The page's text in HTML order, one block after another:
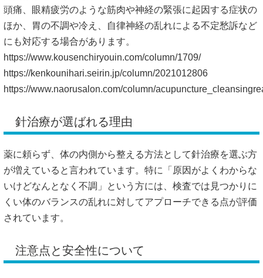
頭痛、眼精疲労のような筋肉や神経の緊張に起因する症状の
ほか、胃の不調や冷え、自律神経の乱れによる不定愁訴など
にも対応する場合があります。
https://www.kousenchiryouin.com/column/1709/
https://kenkounihari.seirin.jp/column/2021012806
https://www.naorusalon.com/column/
針治療が選ばれる理由
薬に頼らず、体の内側から整える方法として針治療を選ぶ方
が増えていると言われています。特に「原因がよくわからな
いけどなんとなく不調」という方には、検査では見つかりに
くい体のバランスの乱れに対してアプローチできる点が評価
されています。
注意点と安全性について